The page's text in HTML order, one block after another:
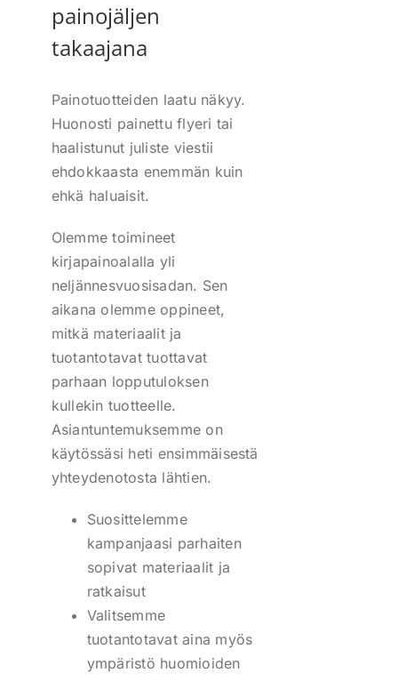
painojäljen
takaajana
Painotuotteiden laatu näkyy.
Huonosti painettu flyeri tai
haalistunut juliste viestii
ehdokkaasta enemmän kuin
ehkä haluaisit.
Olemme toimineet
kirjapainoalalla yli
neljännesvuosisadan. Sen
aikana olemme oppineet,
mitkä materiaalit ja
tuotantotavat tuottavat
parhaan lopputuloksen
kullekin tuotteelle.
Asiantuntemuksemme on
käytössäsi heti ensimmäisestä
yhteydenotosta lähtien.
Suosittelemme
kampanjaasi parhaiten
sopivat materiaalit ja
ratkaisut
Valitsemme
tuotantotavat aina myös
ympäristö huomioiden